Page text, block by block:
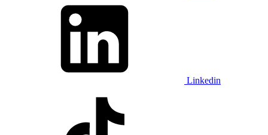
Linkedin